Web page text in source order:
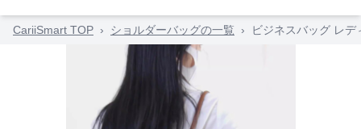
CariiSmart TOP › ショルダーバッグの一覧 › ビジネスバッグ レ